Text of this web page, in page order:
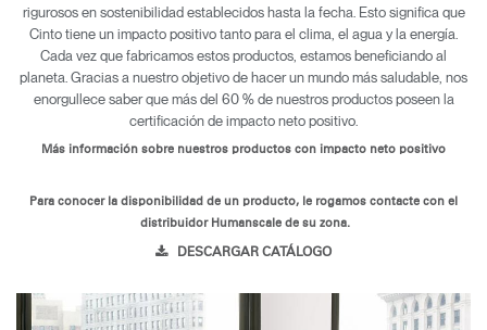
rigurosos en sostenibilidad establecidos hasta la fecha. Esto significa que
Cinto tiene un impacto positivo tanto para el clima, el agua y la energía.
Cada vez que fabricamos estos productos, estamos beneficiando al
planeta. Gracias a nuestro objetivo de hacer un mundo más saludable, nos
enorgullece saber que más del 60 % de nuestros productos poseen la
certificación de impacto neto positivo.
Más información sobre nuestros productos con impacto neto positivo
Para conocer la disponibilidad de un producto, le rogamos contacte con el
distribuidor Humanscale de su zona.
DESCARGAR CATÁLOGO